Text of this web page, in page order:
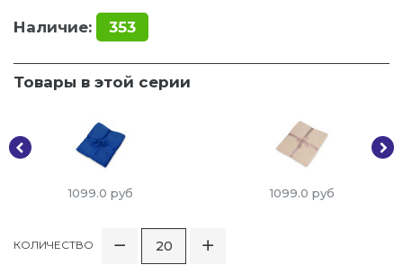
Наличие: 353
Товары в этой серии
1099.0 руб 1099.0 руб
КОЛИЧЕСТВО